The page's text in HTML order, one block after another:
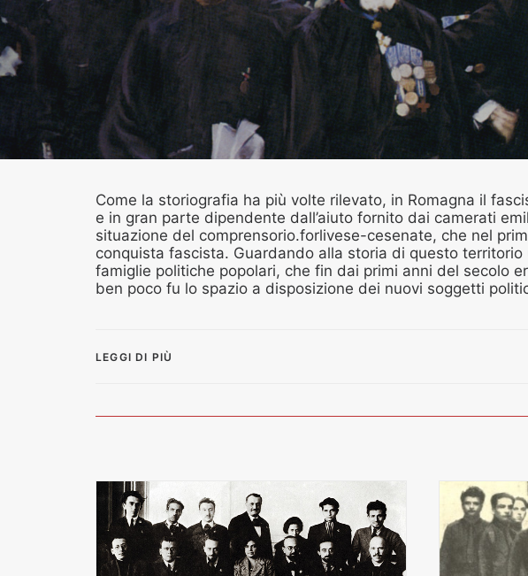
Come la storiografia ha più volte rilevato, in Romagna il
e in gran parte dipendente dall’aiuto fornito dai camerati
situazione del comprensorio.forlivese-cesenate, che nel
conquista fascista. Guardando alla storia di questo
famiglie politiche popolari, che fin dai primi anni del secolo
ben poco fu lo spazio a disposizione dei nuovi soggetti
LEGGI DI PIÙ